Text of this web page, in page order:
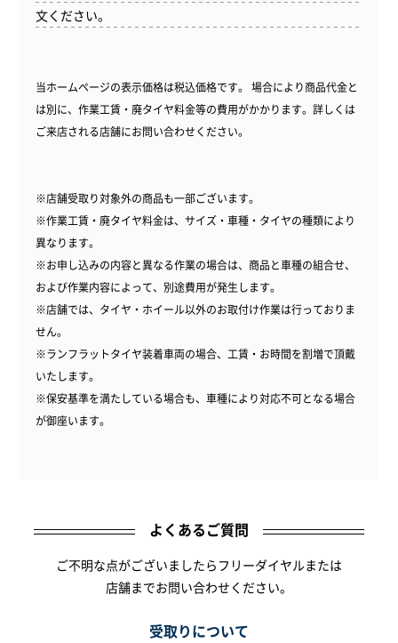
文ください。
当ホームページの表示価格は税込価格です。 場合により商品代金と
は別に、作業工賃・廃タイヤ料金等の費用がかかります。詳しくは
ご来店される店舗にお問い合わせください。
※店舗受取り対象外の商品も一部ございます。
※作業工賃・廃タイヤ料金は、サイズ・車種・タイヤの種類により
異なります。
※お申し込みの内容と異なる作業の場合は、商品と車種の組合せ、
および作業内容によって、別途費用が発生します。
※店舗では、タイヤ・ホイール以外のお取付け作業は行っておりま
せん。
※ランフラットタイヤ装着車両の場合、工賃・お時間を割増で頂戴
いたします。
※保安基準を満たしている場合も、車種により対応不可となる場合
が御座います。
よくあるご質問
ご不明な点がございましたらフリーダイヤルまたは
店舗までお問い合わせください。
受取りについて